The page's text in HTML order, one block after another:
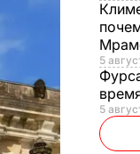
5
5